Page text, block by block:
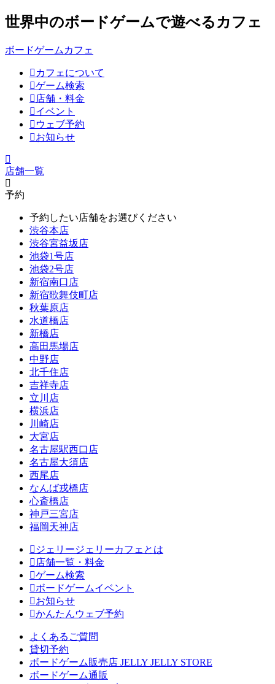
世界中のボードゲームで遊べるカフェ
ボードゲームカフェ
カフェについて
ゲーム検索
店舗・料金
イベント
ウェブ予約
お知らせ
店舗一覧
予約
予約したい店舗をお選びください
渋谷本店
渋谷宮益坂店
池袋1号店
池袋2号店
新宿南口店
新宿歌舞伎町店
秋葉原店
水道橋店
新橋店
高田馬場店
中野店
北千住店
吉祥寺店
立川店
横浜店
川崎店
大宮店
名古屋駅西口店
名古屋大須店
西尾店
なんば戎橋店
心斎橋店
神戸三宮店
福岡天神店
ジェリージェリーカフェとは
店舗一覧・料金
ゲーム検索
ボードゲームイベント
お知らせ
かんたんウェブ予約
よくあるご質問
貸切予約
ボードゲーム販売店 JELLY JELLY STORE
ボードゲーム通販